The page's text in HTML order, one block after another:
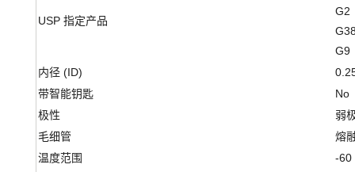
USP 指定产品
G2
G9
内径 (ID)
带智能钥匙
No
极性
弱
毛细管
熔
温度范围
-60